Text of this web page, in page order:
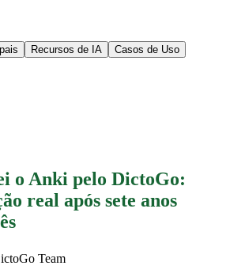
Recursos de IA
Casos de Uso
o Anki pelo DictoGo:
real após sete anos
Team